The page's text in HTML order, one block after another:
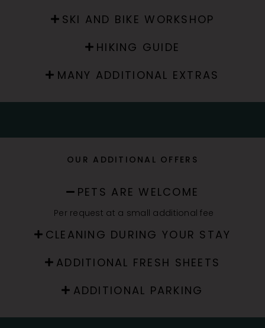
SKI AND BIKE WORKSHOP
HIKING GUIDE
MANY ADDITIONAL EXTRAS
OUR ADDITIONAL OFFERS
PETS ARE WELCOME
Per request at a small additional fee
CLEANING DURING YOUR STAY
ADDITIONAL FRESH SHEETS
ADDITIONAL PARKING